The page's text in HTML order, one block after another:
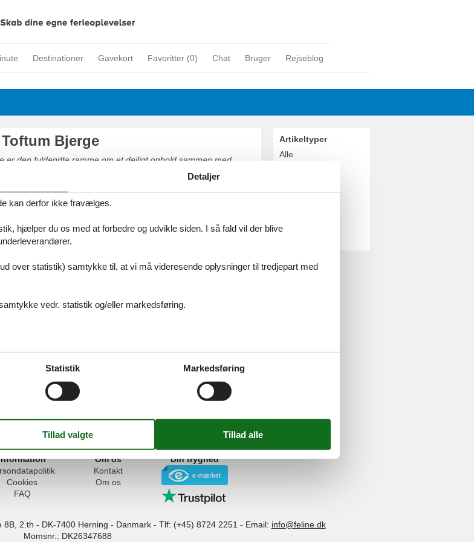
Destinationer Gavekort Favoritter (0) Chat Bruger Rejseblog
Bjerge
er den fuldendte ramme om et dejligt ophold sammen med
Toftum Bjerge privat
rigtige sommerhus her på siden.
Bjerge
helt i top, og der er nem adgang til attraktioner, seværdigheder
Artikeltyper
Alle
Limfjorden
Cookies
FAQ
Om os
Kontakt
Om os
Din tryghed
8B, 2.th - DK-7400 Herning - Danmark - Tlf: (+45) 8724 2251 - Email: info@feline.dk
Momsnr.: DK26347688
Detaljer
kan derfor ikke fravælges.
hjælper du os med at forbedre og udvikle siden. I så fald vil der blive
over statistik) samtykke til, at vi må videresende oplysninger til tredjepart med
vedr. statistik og/eller markedsføring.
Statistik Markedsføring